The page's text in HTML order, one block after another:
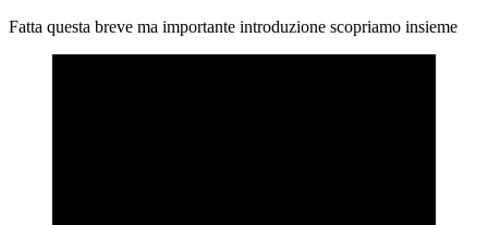
Fatta questa breve ma importante introduzione scopriamo insieme